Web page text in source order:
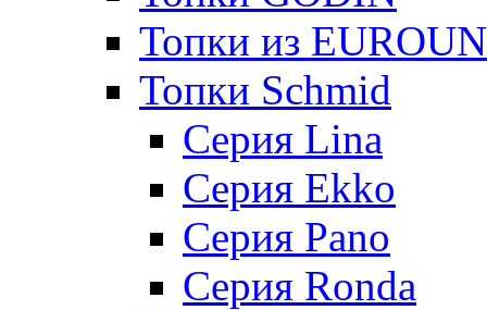
Топки из
Топки Schmid
Серия Lina
Серия Ekko
Серия Pano
Серия Ronda